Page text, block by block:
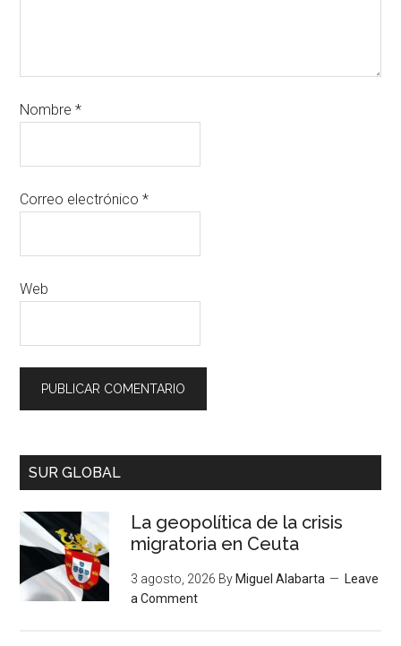
Nombre*
Correo electrónico*
Web
SUR GLOBAL
La geopolítica de la crisis
migratoria en Ceuta
3 agosto, 2026 By Miguel Alabarta
Leave
a Comment